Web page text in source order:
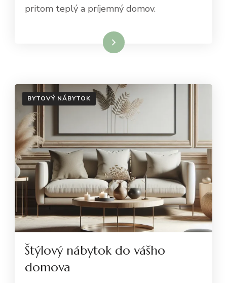
pritom teplý a príjemný domov.
Dowiedz się więcej
BYTOVÝ NÁBYTOK
Štýlový nábytok do vášho
domova